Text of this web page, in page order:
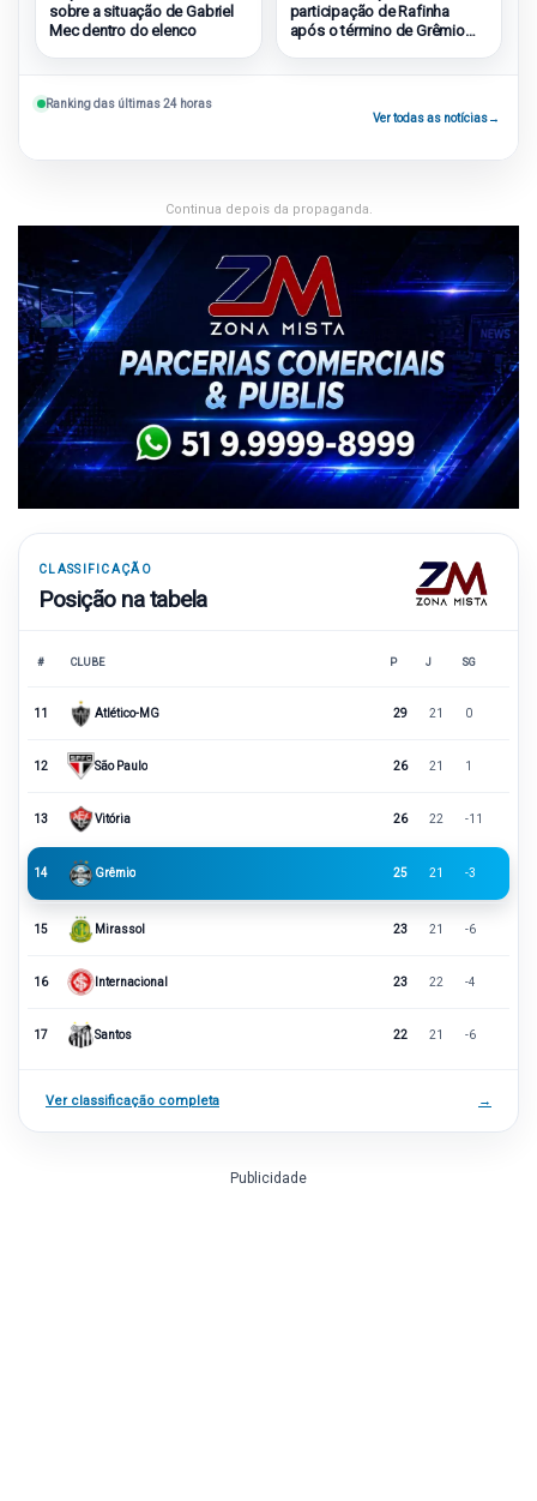
sobre a situação de Gabriel
Mec dentro do elenco
participação de Rafinha
após o término de Grêmio
Ranking das últimas 24 horas
Ver todas as notícias→
Continua depois da propaganda.
CLASSIFICAÇÃO
Posição na tabela
# CLUBE P J SG
11 Atlético-MG 29 21 0
12 São Paulo 26 21 1
13 Vitória 26 22 -11
14 Grêmio 25 21 -3
15 Mirassol 23 21 -6
16 Internacional 23 22 -4
17 Santos 22 21 -6
Ver classificação completa →
Publicidade